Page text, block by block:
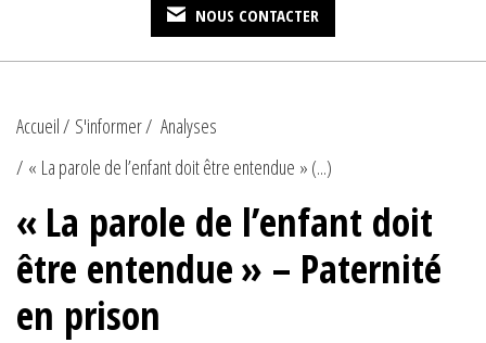
NOUS CONTACTER
Accueil S'informer
Analyses
« La parole de l’enfant doit être entendue » (...)
« La parole de l’enfant doit
être entendue » – Paternité
en prison